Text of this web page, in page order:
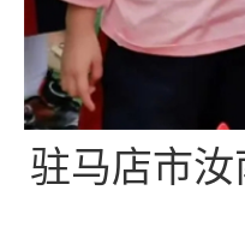
驻马店市